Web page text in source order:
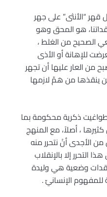
قهر “الأنثى” على جهر
هو المحق وهو
الصحيح من الغلط ،
للإهانة أو الأذى
من العار عليها أن تجهر
ينقذها من هَمّ لازمها
ذكرية محكومة بما
، أصلاً، مع المنهج
من الأجدى أنْ نتحرر منه
التحرر إلا بالإنقلاب
وضعية هي وليدة
الإنسانيّ .